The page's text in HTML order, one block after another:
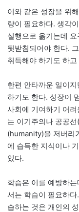
이와 같은 성장을 위
량이 필요하다. 생각
실행으로 옮기는데
뒷받침되어야 한다.
취득해야 하기도 하
한편 안타까운 일이
하기도 한다. 성장이
사회에 기여하기 어
는 이기주의나 공공
(humanity)을 저버리
에 습득한 지식이나
있다.
학습은 이를 예방하
서는 학습이 필요하
습하는 것은 개인의